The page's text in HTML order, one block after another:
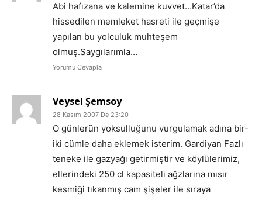
Abi hafızana ve kalemine kuvvet…Katar’da
hissedilen memleket hasreti ile geçmişe
yapılan bu yolculuk muhteşem
olmuş.Saygılarımla…
Yorumu Cevapla
Veysel Şemsoy
28 Kasım 2007 De 23:20
O günlerün yoksulluğunu vurgulamak adına bir-
iki cümle daha eklemek isterim. Gardiyan Fazlı
teneke ile gazyağı getirmiştir ve köylülerimiz,
ellerindeki 250 cl kapasiteli ağzlarına mısır
kesmiği tıkanmış cam şişeler ile sıraya